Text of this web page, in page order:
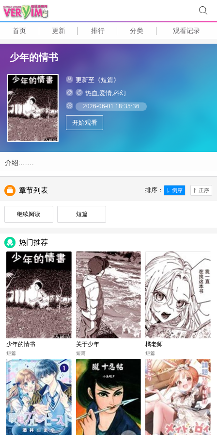
首页 更新 排行 分类 观看记录
少年的情书
更新至《短篇》
热血,爱情,科幻
2026-06-01 18:35:36
开始观看
介绍:……
排序：
章节列表
继续阅读 短篇
热门推荐
少年的情书
短篇
关于少年
短篇
橘老师
短篇